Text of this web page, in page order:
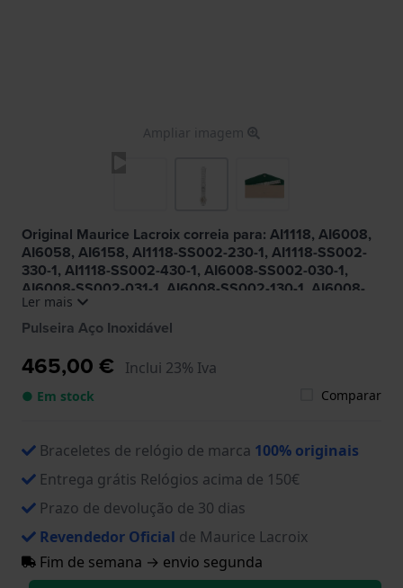
Ampliar imagem
Original Maurice Lacroix correia para: AI1118, AI6008,
AI6058, AI6158, AI1118-SS002-230-1, AI1118-SS002-
330-1, AI1118-SS002-430-1, AI6008-SS002-030-1,
AI6008-SS002-031-1, AI6008-SS002-130-1, AI6008-
SS002-230-1, AI6008-SS002-330-1, AI6008-SS002-
330-2, AI6008-SS002-331-1, AI6008-SS002-430-1,
AI6008-SS002-490-1, AI6008-SS002-630-1, AI6008-
SS002-730-1, AI6008-SS009-090-1, AI6008-TT032-
430-1, AI6058-SS002-330-1, AI6058-SS002-430-1,
AI6158-SS002-130-1, AI6158-SS002-330-1, AI6158-
Ler mais
Pulseira Aço Inoxidável
465,00 € Inclui 23% Iva
● Em stock Comparar
Braceletes de relógio de marca 100% originais
Entrega grátis Relógios acima de 150€
Prazo de devolução de 30 dias
Revendedor Oficial de Maurice Lacroix
Fim de semana → envio segunda